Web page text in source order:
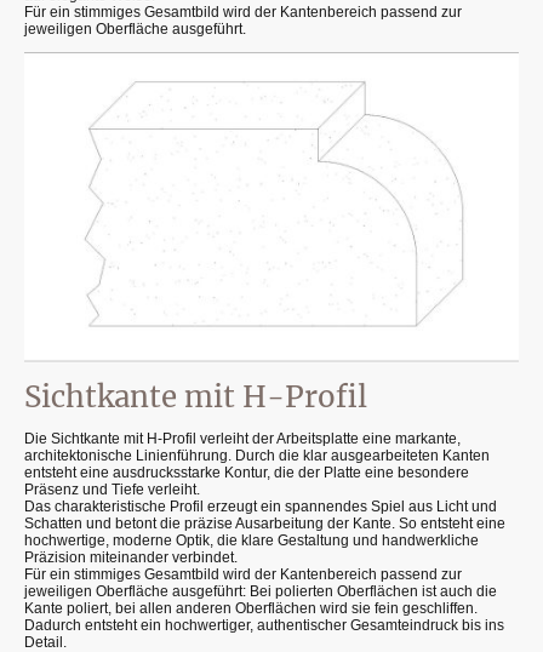
Für ein stimmiges Gesamtbild wird der Kantenbereich passend zur
jeweiligen Oberfläche ausgeführt.
Sichtkante mit H-Profil
Die Sichtkante mit H-Profil verleiht der Arbeitsplatte eine markante,
architektonische Linienführung. Durch die klar ausgearbeiteten Kanten
entsteht eine ausdrucksstarke Kontur, die der Platte eine besondere
Präsenz und Tiefe verleiht.
Das charakteristische Profil erzeugt ein spannendes Spiel aus Licht und
Schatten und betont die präzise Ausarbeitung der Kante. So entsteht eine
hochwertige, moderne Optik, die klare Gestaltung und handwerkliche
Präzision miteinander verbindet.
Für ein stimmiges Gesamtbild wird der Kantenbereich passend zur
jeweiligen Oberfläche ausgeführt: Bei polierten Oberflächen ist auch die
Kante poliert, bei allen anderen Oberflächen wird sie fein geschliffen.
Dadurch entsteht ein hochwertiger, authentischer Gesamteindruck bis ins
Detail.